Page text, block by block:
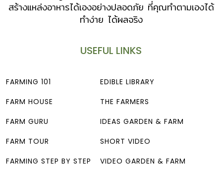
สร้างแหล่งอาหารได้เองอย่างปลอดภัย ที่คุณทำตามเองได้
ทำง่าย ได้ผลจริง
USEFUL LINKS
FARMING 101
FARM HOUSE
FARM GURU
FARM TOUR
FARMING STEP BY STEP
EDIBLE LIBRARY
THE FARMERS
IDEAS GARDEN & FARM
SHORT VIDEO
VIDEO GARDEN & FARM